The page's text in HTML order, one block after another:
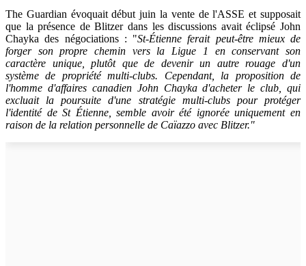
The Guardian évoquait début juin la vente de l'ASSE et supposait
que la présence de Blitzer dans les discussions avait éclipsé John
Chayka des négociations : "St-Étienne ferait peut-être mieux de
forger son propre chemin vers la Ligue 1 en conservant son
caractère unique, plutôt que de devenir un autre rouage d'un
système de propriété multi-clubs. Cependant, la proposition de
l'homme d'affaires canadien John Chayka d'acheter le club, qui
excluait la poursuite d'une stratégie multi-clubs pour protéger
l'identité de St Étienne, semble avoir été ignorée uniquement en
raison de la relation personnelle de Caïazzo avec Blitzer."